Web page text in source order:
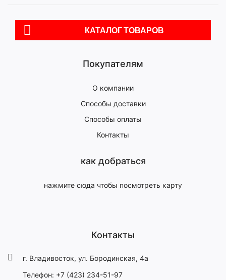
КАТАЛОГ ТОВАРОВ
Покупателям
О компании
Способы доставки
Способы оплаты
Контакты
как добраться
нажмите сюда чтобы посмотреть карту
Контакты
г. Владивосток, ул. Бородинская, 4а
Телефон: +7 (423) 234-51-97